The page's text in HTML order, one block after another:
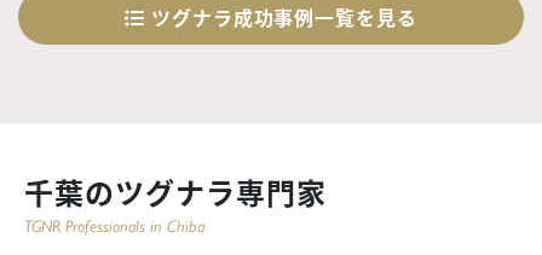
ツグナラ成功事例一覧を見る
千葉のツグナラ専門家
TGNR Professionals in Chiba